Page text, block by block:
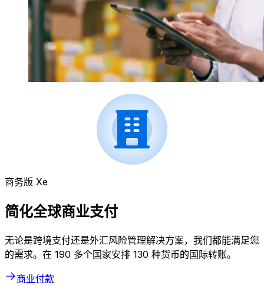
商务版 Xe
简化全球商业支付
无论是跨境支付还是外汇风险管理解决方案，我们都能满足您
的需求。在 190 多个国家安排 130 种货币的国际转账。
商业付款